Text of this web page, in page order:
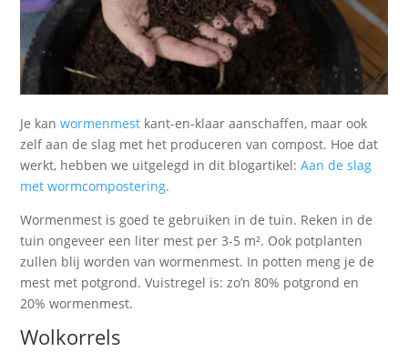
Je kanwormenmest kant-en-klaar aanschaffen, maar ook
zelf aan de slag met het produceren van compost. Hoe dat
werkt, hebben we uitgelegd in dit blogartikel:Aan de slag
met wormcompostering.
Wormenmest is goed te gebruiken in de tuin. Reken in de
tuin ongeveer een liter mest per 3-5 m². Ook potplanten
zullen blij worden van wormenmest. In potten meng je de
mest met potgrond. Vuistregel is: zo’n 80% potgrond en
20% wormenmest.
Wolkorrels